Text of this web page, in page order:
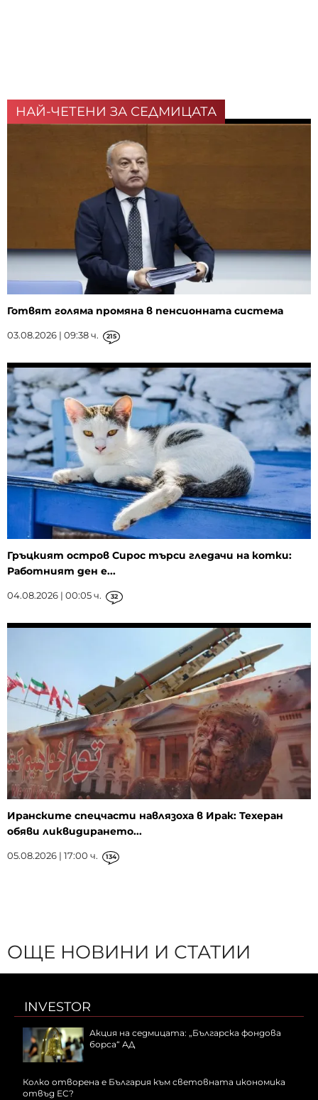
НАЙ-ЧЕТЕНИ ЗА СЕДМИЦАТА
Готвят голяма промяна в пенсионната система
03.08.2026 | 09:38 ч. 215
Гръцкият остров Сирос търси гледачи на котки:
Работният ден е...
04.08.2026 | 00:05 ч. 32
Иранските спецчасти навлязоха в Ирак: Техеран
обяви ликвидирането...
05.08.2026 | 17:00 ч. 134
ОЩЕ НОВИНИ И СТАТИИ
INVESTOR
Акция на седмицата: „Българска фондова
борса“ АД
Колко отворена е България към световната икономика
отвъд ЕС?